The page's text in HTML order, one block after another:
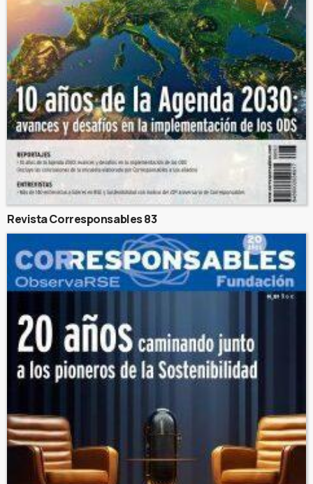
Revista Corresponsables 83